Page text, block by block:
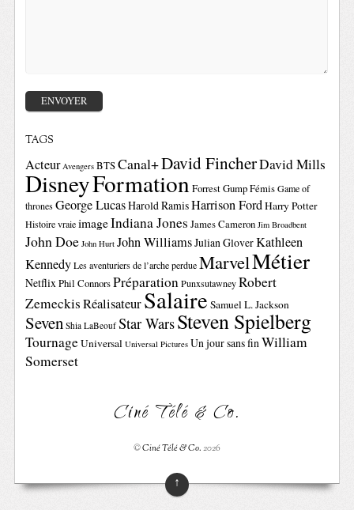
TAGS
Acteur Avengers BTSCanal+David FincherDavid Mills
DisneyFormationForrest GumpFémis Game of
thrones George LucasHarold RamisHarrison FordHarry Potter
Histoire vraie imageIndiana Jones James Cameron Jim Broadbent
John Doe John Hurt John WilliamsJulian GloverKathleen
Kennedy Les aventuriers de l’arche perdue MarvelMétier
NetflixPhil ConnorsPréparation Punxsutawney Robert
ZemeckisRéalisateurSalaire Samuel L. Jackson
Seven Shia LaBeouf Star WarsSteven Spielberg
TournageUniversal Universal Pictures Un jour sans finWilliam
Somerset
Ciné Télé & Co.
©Ciné Télé & Co.2026
↑